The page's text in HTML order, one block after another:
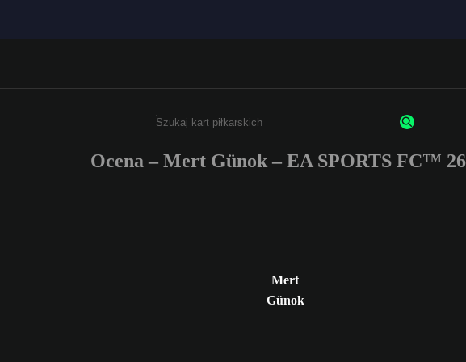
Wpisz co najmniej 3 znaki lub cyfry.
Ocena – Mert Günok – EA SPORTS FC™
Mert
Günok